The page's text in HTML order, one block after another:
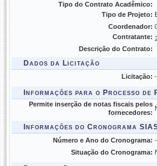
Tipo do Contrato Acadêmico:
Tipo de Projeto:
Coordenador:
Contratante:
Descrição do Contrato:
Dados da Licitação
Licitação:
Informações para o Processo de
Permite inserção de notas fiscais pelos
fornecedores:
Informações do Cronograma
Número e Ano do Cronograma:
Situação do Cronograma: